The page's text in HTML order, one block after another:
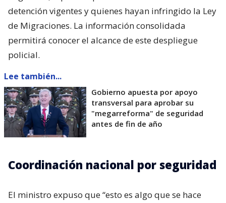
detención vigentes y quienes hayan infringido la Ley
de Migraciones. La información consolidada
permitirá conocer el alcance de este despliegue
policial.
Lee también...
Gobierno apuesta por apoyo
transversal para aprobar su
"megarreforma" de seguridad
antes de fin de año
Coordinación nacional por seguridad
El ministro expuso que “esto es algo que se hace